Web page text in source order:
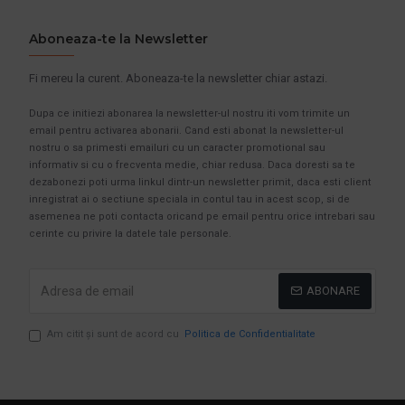
Aboneaza-te la Newsletter
Fi mereu la curent. Aboneaza-te la newsletter chiar astazi.
Dupa ce initiezi abonarea la newsletter-ul nostru iti vom trimite un
email pentru activarea abonarii. Cand esti abonat la newsletter-ul
nostru o sa primesti emailuri cu un caracter promotional sau
informativ si cu o frecventa medie, chiar redusa. Daca doresti sa te
dezabonezi poti urma linkul dintr-un newsletter primit, daca esti client
inregistrat ai o sectiune speciala in contul tau in acest scop, si de
asemenea ne poti contacta oricand pe email pentru orice intrebari sau
cerinte cu privire la datele tale personale.
ABONARE
Am citit şi sunt de acord cu Politica de Confidentialitate